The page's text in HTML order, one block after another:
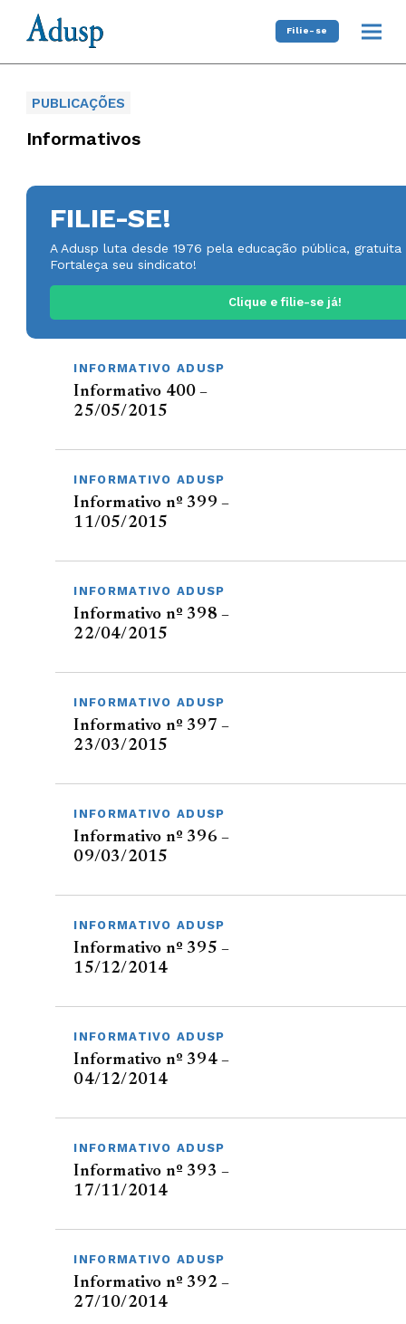
Filie-se
PUBLICAÇÕES
Informativos
FILIE-SE!
A Adusp luta desde 1976 pela educação pública,
Fortaleça seu sindicato!
Clique e filie-se já!
INFORMATIVO ADUSP
Informativo 400 –
25/05/2015
INFORMATIVO ADUSP
Informativo nº 399 –
11/05/2015
INFORMATIVO ADUSP
Informativo nº 398 –
22/04/2015
INFORMATIVO ADUSP
Informativo nº 397 –
23/03/2015
INFORMATIVO ADUSP
Informativo nº 396 –
09/03/2015
INFORMATIVO ADUSP
Informativo nº 395 –
15/12/2014
INFORMATIVO ADUSP
Informativo nº 394 –
04/12/2014
INFORMATIVO ADUSP
Informativo nº 393 –
17/11/2014
INFORMATIVO ADUSP
Informativo nº 392 –
27/10/2014